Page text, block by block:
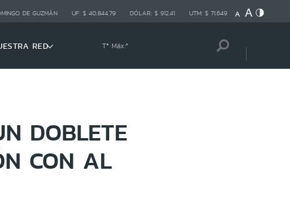
DE GUZMÁN UF: $ 40.844,79 DÓLAR: $ 912,41 UTM: $ 71.649
RED Tª Máx:º
DOBLETE
CON AL